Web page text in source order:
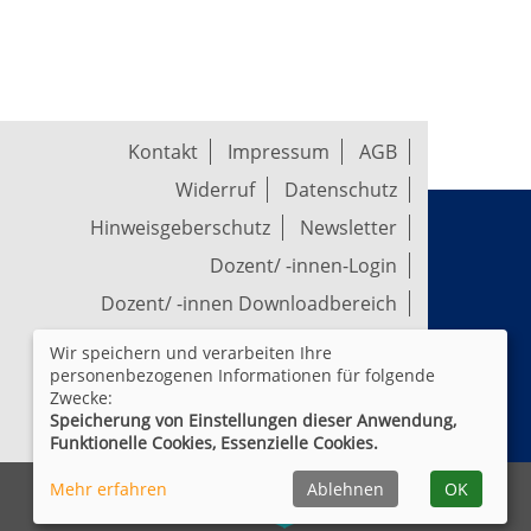
Kontakt Impressum
AGB
Widerruf
Datenschutz
Hinweisgeberschutz
Newsletter
Dozent/ -innen-Login
Dozent/ -innen Downloadbereich
Widerrufsformular
Cookie Einstellungen
Wir speichern und verarbeiten Ihre
personenbezogenen Informationen für folgende
Zwecke:
Speicherung von Einstellungen dieser Anwendung,
Funktionelle Cookies, Essenzielle Cookies.
Mehr erfahren Ablehnen OK